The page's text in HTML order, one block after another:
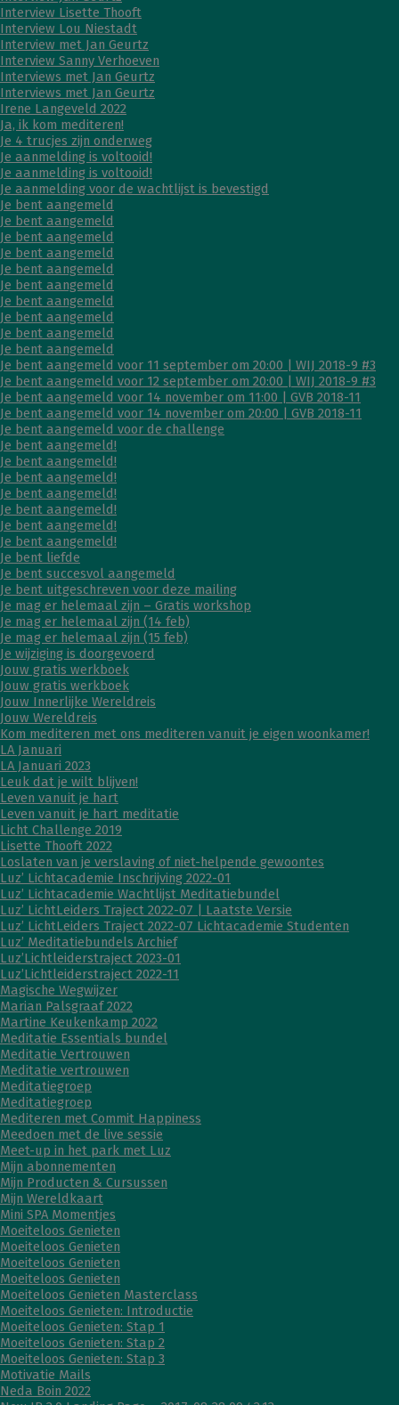
Interview Lisette Thooft
Interview Lou Niestadt
Interview met Jan Geurtz
Interview Sanny Verhoeven
Interviews met Jan Geurtz
Interviews met Jan Geurtz
Irene Langeveld 2022
Ja, ik kom mediteren!
Je 4 trucjes zijn onderweg
Je aanmelding is voltooid!
Je aanmelding is voltooid!
Je aanmelding voor de wachtlijst is bevestigd
Je bent aangemeld
Je bent aangemeld
Je bent aangemeld
Je bent aangemeld
Je bent aangemeld
Je bent aangemeld
Je bent aangemeld
Je bent aangemeld
Je bent aangemeld
Je bent aangemeld
Je bent aangemeld voor 11 september om 20:00 | WIJ 2018-9 #3
Je bent aangemeld voor 12 september om 20:00 | WIJ 2018-9 #3
Je bent aangemeld voor 14 november om 11:00 | GVB 2018-11
Je bent aangemeld voor 14 november om 20:00 | GVB 2018-11
Je bent aangemeld voor de challenge
Je bent aangemeld!
Je bent aangemeld!
Je bent aangemeld!
Je bent aangemeld!
Je bent aangemeld!
Je bent aangemeld!
Je bent aangemeld!
Je bent liefde
Je bent succesvol aangemeld
Je bent uitgeschreven voor deze mailing
Je mag er helemaal zijn – Gratis workshop
Je mag er helemaal zijn (14 feb)
Je mag er helemaal zijn (15 feb)
Je wijziging is doorgevoerd
Jouw gratis werkboek
Jouw gratis werkboek
Jouw Innerlijke Wereldreis
Jouw Wereldreis
Kom mediteren met ons mediteren vanuit je eigen woonkamer!
LA Januari
LA Januari 2023
Leuk dat je wilt blijven!
Leven vanuit je hart
Leven vanuit je hart meditatie
Licht Challenge 2019
Lisette Thooft 2022
Loslaten van je verslaving of niet-helpende gewoontes
Luz’ Lichtacademie Inschrijving 2022-01
Luz’ Lichtacademie Wachtlijst Meditatiebundel
Luz’ LichtLeiders Traject 2022-07 | Laatste Versie
Luz’ LichtLeiders Traject 2022-07 Lichtacademie Studenten
Luz’ Meditatiebundels Archief
Luz’Lichtleiderstraject 2023-01
Luz’Lichtleiderstraject 2022-11
Magische Wegwijzer
Marian Palsgraaf 2022
Martine Keukenkamp 2022
Meditatie Essentials bundel
Meditatie Vertrouwen
Meditatie vertrouwen
Meditatiegroep
Meditatiegroep
Mediteren met Commit Happiness
Meedoen met de live sessie
Meet-up in het park met Luz
Mijn abonnementen
Mijn Producten & Cursussen
Mijn Wereldkaart
Mini SPA Momentjes
Moeiteloos Genieten
Moeiteloos Genieten
Moeiteloos Genieten
Moeiteloos Genieten
Moeiteloos Genieten Masterclass
Moeiteloos Genieten: Introductie
Moeiteloos Genieten: Stap 1
Moeiteloos Genieten: Stap 2
Moeiteloos Genieten: Stap 3
Motivatie Mails
Neda Boin 2022